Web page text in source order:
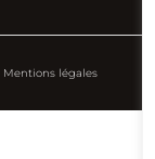
Mentions légales